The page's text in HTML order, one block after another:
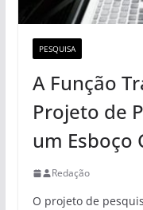
PESQUISA
A Função
Projeto de
um Esboço
Redação
O projeto de